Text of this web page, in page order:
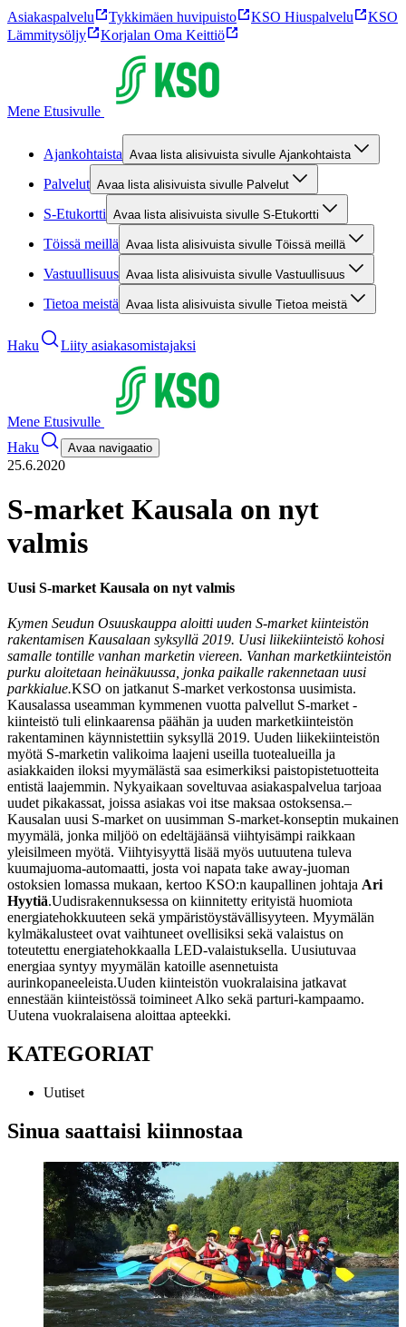
Asiakaspalvelu Tykkimäen huvipuisto KSO Hiuspalvelu
KSO
Lämmitysöljy
Korjalan Oma Keittiö
Mene Etusivulle
Ajankohtaista Avaa lista alisivuista sivulle Ajankohtaista
Palvelut Avaa lista alisivuista sivulle Palvelut
S-Etukortti Avaa lista alisivuista sivulle S-Etukortti
Töissä meillä Avaa lista alisivuista sivulle Töissä meillä
Vastuullisuus Avaa lista alisivuista sivulle Vastuullisuus
Tietoa meistä Avaa lista alisivuista sivulle Tietoa meistä
Haku Liity asiakasomistajaksi
Mene Etusivulle
Haku
Avaa navigaatio
25.6.2020
S-market Kausala on nyt
valmis
Uusi S-market Kausala on nyt valmis
Kymen Seudun Osuuskauppa aloitti uuden S-market kiinteistön
rakentamisen Kausalaan syksyllä 2019. Uusi liikekiinteistö kohosi
samalle tontille vanhan marketin viereen. Vanhan marketkiinteistön
purku aloitetaan heinäkuussa, jonka paikalle rakennetaan uusi
parkkialue.KSO on jatkanut S-market verkostonsa uusimista.
Kausalassa useamman kymmenen vuotta palvellut S-market -
kiinteistö tuli elinkaarensa päähän ja uuden marketkiinteistön
rakentaminen käynnistettiin syksyllä 2019. Uuden liikekiinteistön
myötä S-marketin valikoima laajeni useilla tuotealueilla ja
asiakkaiden iloksi myymälästä saa esimerkiksi paistopistetuotteita
entistä laajemmin. Nykyaikaan soveltuvaa asiakaspalvelua tarjoaa
uudet pikakassat, joissa asiakas voi itse maksaa ostoksensa.–
Kausalan uusi S-market on uusimman S-market-konseptin mukainen
myymälä, jonka miljöö on edeltäjäänsä viihtyisämpi raikkaan
yleisilmeen myötä. Viihtyisyyttä lisää myös uutuutena tuleva
kuumajuoma-automaatti, josta voi napata take away-juoman
ostoksien lomassa mukaan, kertoo KSO:n kaupallinen johtaja Ari
Hyytiä.Uudisrakennuksessa on kiinnitetty erityistä huomiota
energiatehokkuuteen sekä ympäristöystävällisyyteen. Myymälän
kylmäkalusteet ovat vaihtuneet ovellisiksi sekä valaistus on
toteutettu energiatehokkaalla LED-valaistuksella. Uusiutuvaa
energiaa syntyy myymälän katoille asennetuista
aurinkopaneeleista.Uuden kiinteistön vuokralaisina jatkavat
ennestään kiinteistössä toimineet Alko sekä parturi-kampaamo.
Uutena vuokralaisena aloittaa apteekki.
KATEGORIAT
Uutiset
Sinua saattaisi kiinnostaa